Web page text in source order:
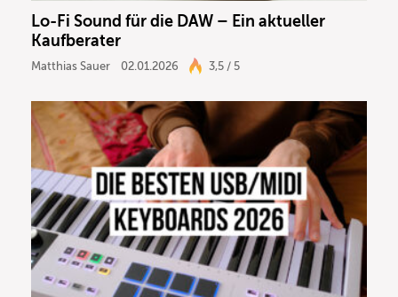
Lo-Fi Sound für die DAW – Ein aktueller
Kaufberater
Matthias Sauer 02.01.2026 3,5 / 5